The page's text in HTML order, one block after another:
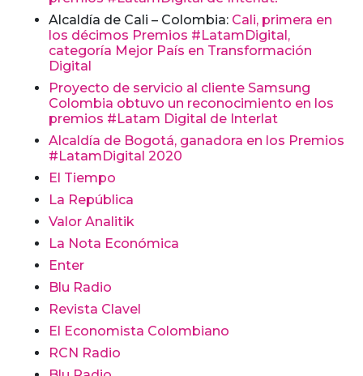
Alcaldía de Cali – Colombia: Cali, primera en
los décimos Premios #LatamDigital,
categoría Mejor País en Transformación
Digital
Proyecto de servicio al cliente Samsung
Colombia obtuvo un reconocimiento en los
premios #Latam Digital de Interlat
Alcaldía de Bogotá, ganadora en los Premios
#LatamDigital 2020
El Tiempo
La República
Valor Analitik
La Nota Económica
Enter
Blu Radio
Revista Clavel
El Economista Colombiano
RCN Radio